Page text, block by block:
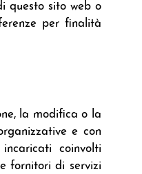
questo sito web o
per finalità
la modifica o la
e con
coinvolti
fornitori di servizi